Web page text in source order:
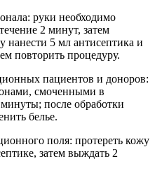
руки необходимо
2 минут, затем
5 мл антисептика и
повторить процедуру.
пациентов и доноров:
смоченными в
после обработки
белье.
поля: протереть кожу
затем выждать 2